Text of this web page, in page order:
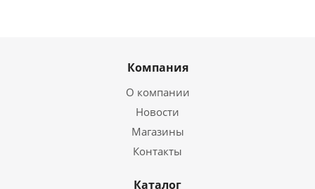
Компания
О компании
Новости
Магазины
Контакты
Каталог